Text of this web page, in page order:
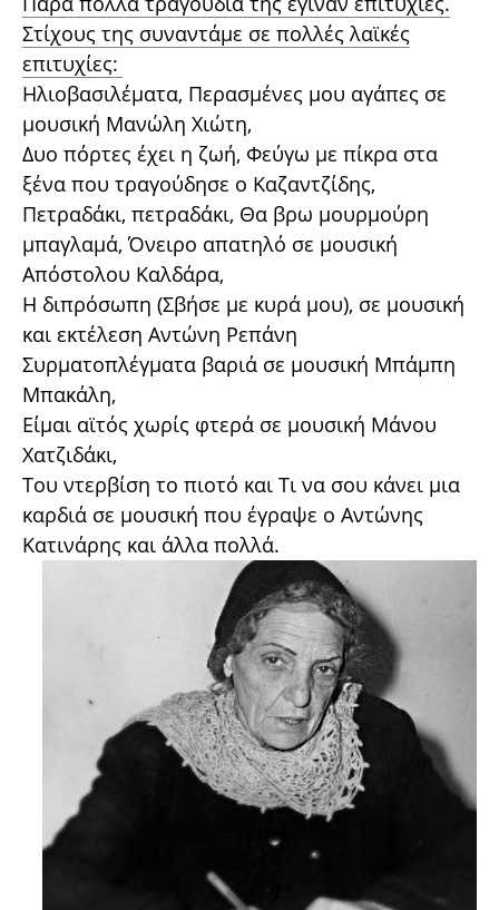
Στίχους της συναντάμε σε πολλές λαϊκές
επιτυχίες:
Ηλιοβασιλέματα, Περασμένες μου αγάπες σε
μουσική Μανώλη Χιώτη,
Δυο πόρτες έχει η ζωή, Φεύγω με πίκρα στα
ξένα που τραγούδησε ο Καζαντζίδης,
Πετραδάκι, πετραδάκι, Θα βρω μουρμούρη
μπαγλαμά, Όνειρο απατηλό σε μουσική
Απόστολου Καλδάρα,
Η διπρόσωπη (Σβήσε με κυρά μου), σε μουσική
και εκτέλεση Αντώνη Ρεπάνη
Συρματοπλέγματα βαριά σε μουσική Μπάμπη
Μπακάλη,
Είμαι αϊτός χωρίς φτερά σε μουσική Μάνου
Χατζιδάκι,
Του ντερβίση το πιοτό και Τι να σου κάνει μια
καρδιά σε μουσική που έγραψε ο Αντώνης
Κατινάρης και άλλα πολλά.